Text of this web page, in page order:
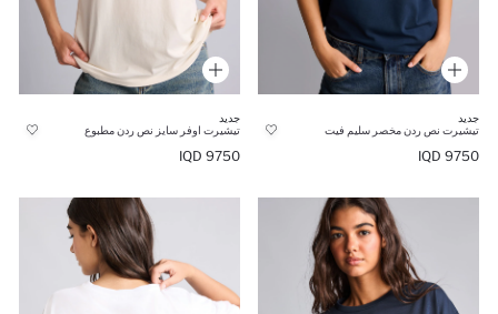
جديد
تيشيرت نص ردن مخصر سليم فيت
9750 IQD
جديد
تيشيرت اوفر سايز نص ردن مطبوع
9750 IQD